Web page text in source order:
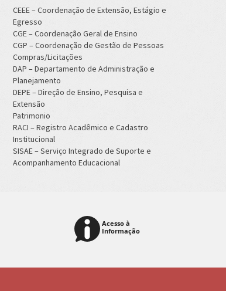
CEEE – Coordenação de Extensão, Estágio e
Egresso
CGE – Coordenação Geral de Ensino
CGP – Coordenação de Gestão de Pessoas
Compras/Licitações
DAP – Departamento de Administração e
Planejamento
DEPE – Direção de Ensino, Pesquisa e
Extensão
Patrimonio
RACI – Registro Acadêmico e Cadastro
Institucional
SISAE – Serviço Integrado de Suporte e
Acompanhamento Educacional